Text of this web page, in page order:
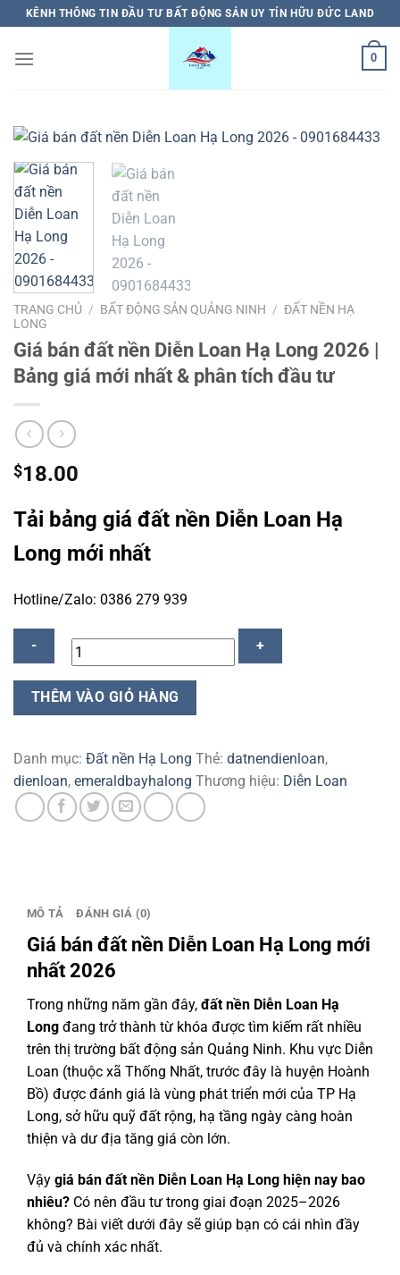
qua
nội
KÊNH THÔNG TIN ĐẦU TƯ BẤT ĐỘNG SẢN UY TÍN HỮU ĐỨC LAND
0
TRANG CHỦ / BẤT ĐỘNG SẢN QUẢNG NINH / ĐẤT NỀN HẠ
LONG
Giá bán đất nền Diễn Loan Hạ Long 2026 |
Bảng giá mới nhất & phân tích đầu tư
$18.00
Tải bảng giá đất nền Diễn Loan Hạ
Long mới nhất
Hotline/Zalo: 0386 279 939
Giá
nền
Diễn
Loan
Hạ
giá
mới
phân
tích
lượng
THÊM VÀO GIỎ HÀNG
Danh mục: Đất nền Hạ Long Thẻ: datnendienloan,
dienloan, emeraldbayhalong Thương hiệu: Diễn Loan
MÔ TẢ ĐÁNH GIÁ (0)
Giá bán đất nền Diễn Loan Hạ Long mới
nhất 2026
Trong những năm gần đây, đất nền Diễn Loan Hạ
Long đang trở thành từ khóa được tìm kiếm rất nhiều
trên thị trường bất động sản Quảng Ninh. Khu vực Diễn
Loan (thuộc xã Thống Nhất, trước đây là huyện Hoành
Bồ) được đánh giá là vùng phát triển mới của TP Hạ
Long, sở hữu quỹ đất rộng, hạ tầng ngày càng hoàn
thiện và dư địa tăng giá còn lớn.
Vậy giá bán đất nền Diễn Loan Hạ Long hiện nay bao
nhiêu? Có nên đầu tư trong giai đoạn 2025–2026
không? Bài viết dưới đây sẽ giúp bạn có cái nhìn đầy
đủ và chính xác nhất.